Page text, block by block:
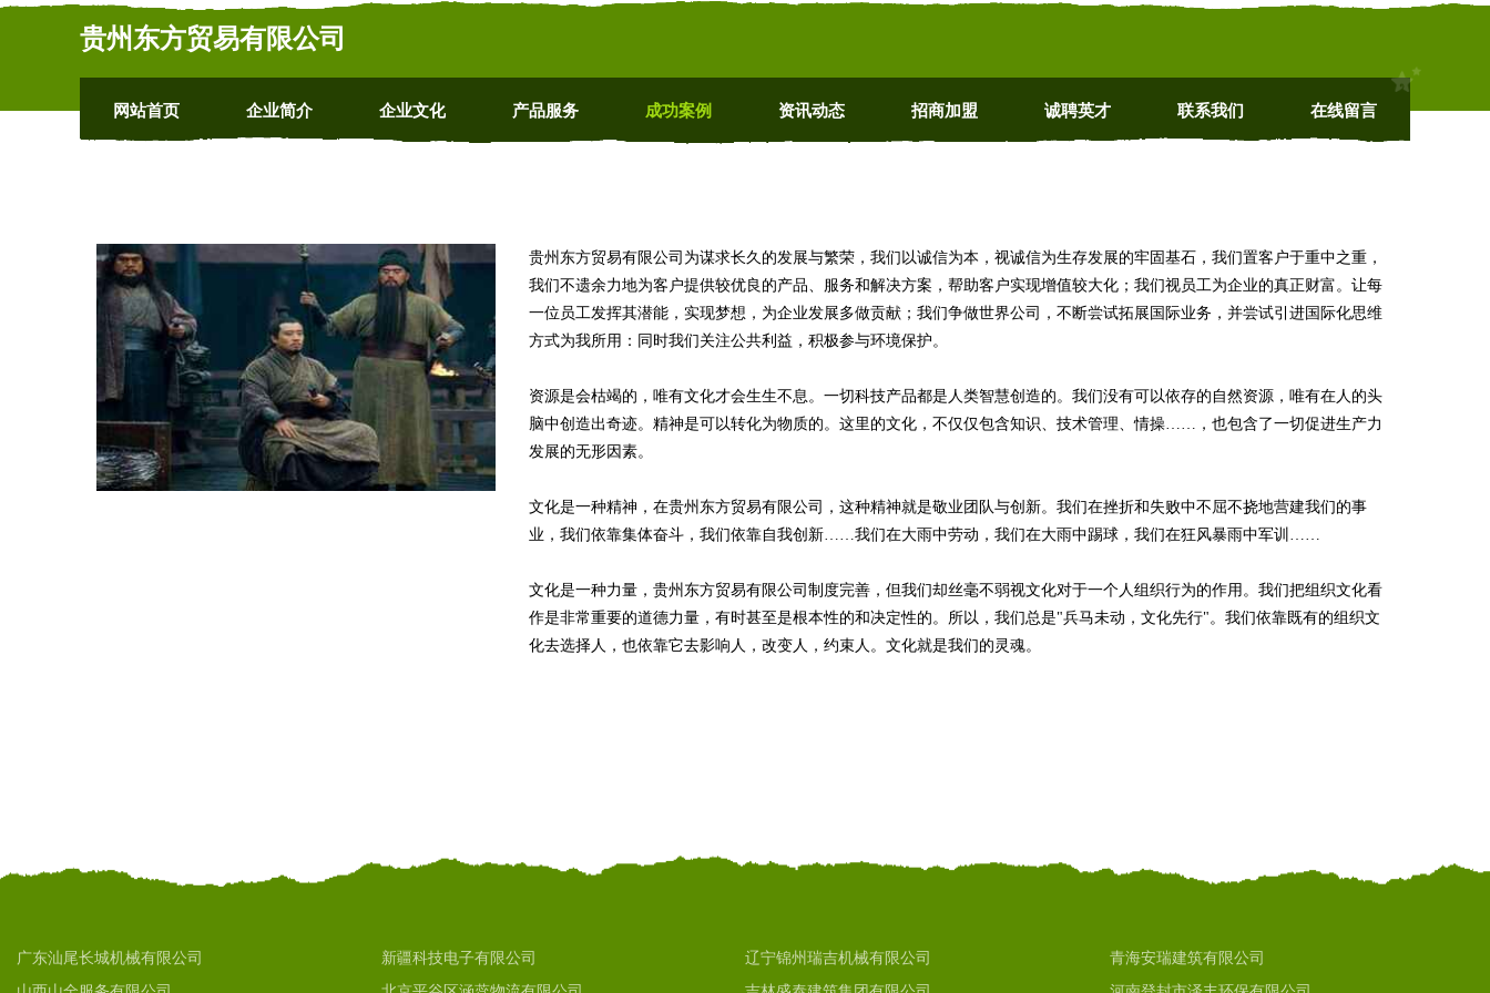
贵州东方贸易有限公司
网站首页 企业简介 企业文化 产品服务 成功案例 资讯动态 招商加盟 诚聘英才 联系我们 在线留言
贵州东方贸易有限公司为谋求长久的发展与繁荣，我们以诚信为本，视诚信为生存发展的牢固基石，我们置客户于重中之重，
我们不遗余力地为客户提供较优良的产品、服务和解决方案，帮助客户实现增值较大化；我们视员工为企业的真正财富。让每
一位员工发挥其潜能，实现梦想，为企业发展多做贡献；我们争做世界公司，不断尝试拓展国际业务，并尝试引进国际化思维
方式为我所用：同时我们关注公共利益，积极参与环境保护。
资源是会枯竭的，唯有文化才会生生不息。一切科技产品都是人类智慧创造的。我们没有可以依存的自然资源，唯有在人的头
脑中创造出奇迹。精神是可以转化为物质的。这里的文化，不仅仅包含知识、技术管理、情操……，也包含了一切促进生产力
发展的无形因素。
文化是一种精神，在贵州东方贸易有限公司，这种精神就是敬业团队与创新。我们在挫折和失败中不屈不挠地营建我们的事
业，我们依靠集体奋斗，我们依靠自我创新……我们在大雨中劳动，我们在大雨中踢球，我们在狂风暴雨中军训……
文化是一种力量，贵州东方贸易有限公司制度完善，但我们却丝毫不弱视文化对于一个人组织行为的作用。我们把组织文化看
作是非常重要的道德力量，有时甚至是根本性的和决定性的。所以，我们总是"兵马未动，文化先行"。我们依靠既有的组织文
化去选择人，也依靠它去影响人，改变人，约束人。文化就是我们的灵魂。
广东汕尾长城机械有限公司 新疆科技电子有限公司 辽宁锦州瑞吉机械有限公司
青海安瑞建筑有限公司